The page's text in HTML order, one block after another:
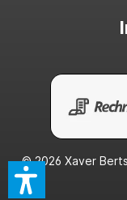
© 2026 Xaver